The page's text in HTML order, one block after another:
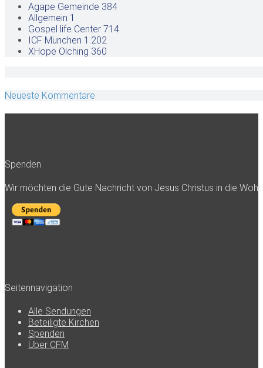
Agape Gemeinde 384
Allgemein 1
Gospel life Center 714
ICF München 1.202
XHope Olching 360
Neueste Kommentare
Spenden
Wir möchten die Gute Nachricht von Jesus Christus in die
Seitennavigation
Alle Sendungen
Beteiligte Kirchen
Spenden
Über CFM